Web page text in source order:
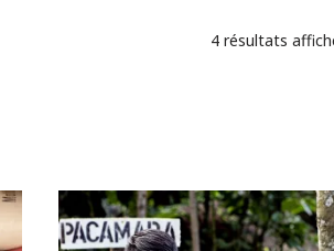
4 résultats